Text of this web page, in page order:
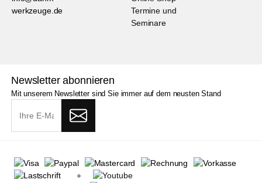
werkzeuge.de
Termine und
Seminare
Newsletter abonnieren
Mit unserem Newsletter sind Sie immer auf dem neusten Stand